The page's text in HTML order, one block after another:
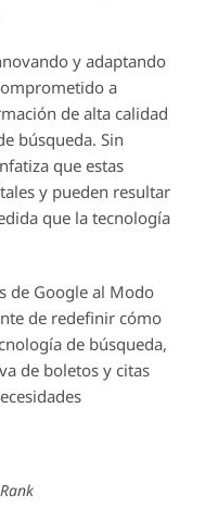
y adaptando
a
de alta calidad
búsqueda. Sin
que estas
y pueden resultar
que la tecnología
de Google al Modo
de redefinir cómo
de búsqueda,
de boletos y citas